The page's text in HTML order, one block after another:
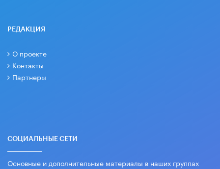
РЕДАКЦИЯ
О проекте
Контакты
Партнеры
СОЦИАЛЬНЫЕ СЕТИ
Основные и дополнительные материалы в наших группах